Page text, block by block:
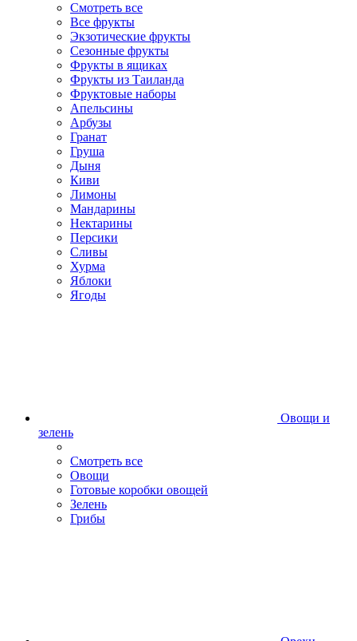
Смотреть все
Все фрукты
Экзотические фрукты
Сезонные фрукты
Фрукты в ящиках
Фрукты из Таиланда
Фруктовые наборы
Апельсины
Арбузы
Гранат
Груша
Дыня
Киви
Лимоны
Мандарины
Нектарины
Персики
Сливы
Хурма
Яблоки
Ягоды
Овощи и
зелень
Смотреть все
Овощи
Готовые коробки овощей
Зелень
Грибы